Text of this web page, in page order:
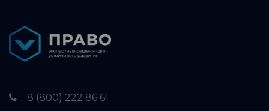
8 (800) 222 86 61